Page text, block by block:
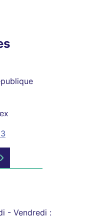
- Vendredi :